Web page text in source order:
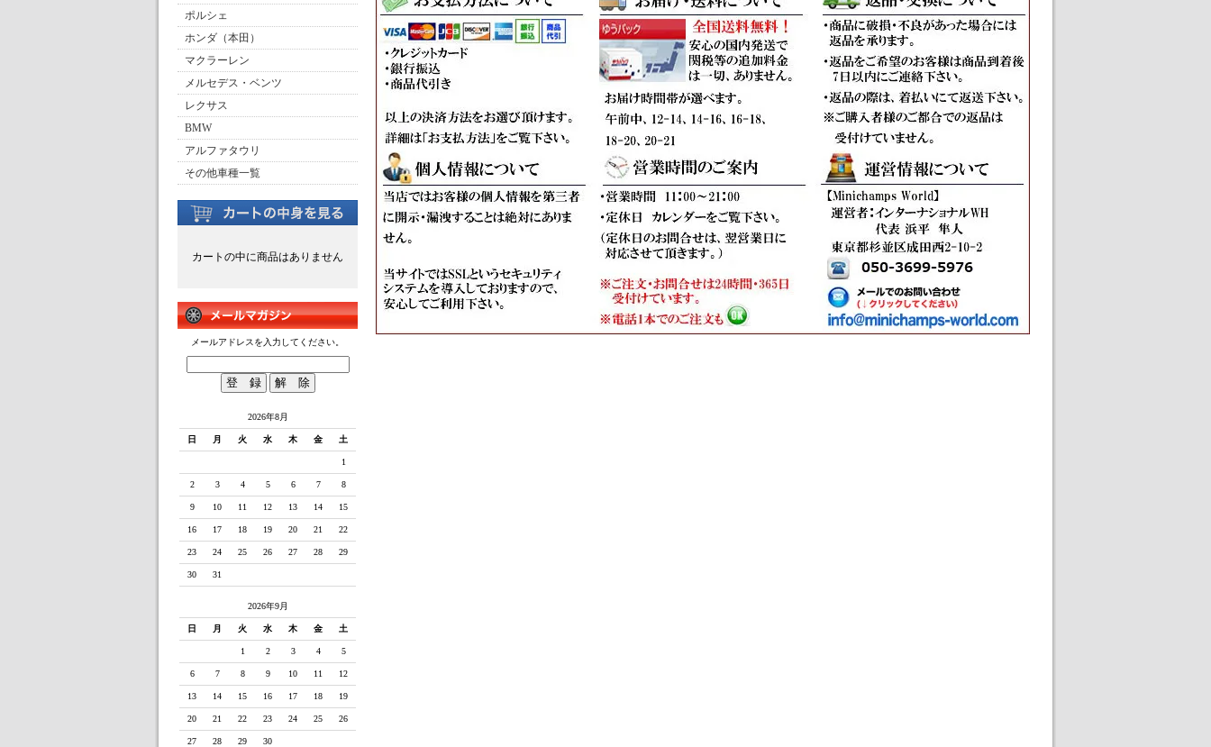
ポルシェ
ホンダ（本田）
マクラーレン
メルセデス・ベンツ
レクサス
BMW
アルファタウリ
その他車種一覧
カートの中に商品はありません
メールアドレスを入力してください。
2026年8月
日 月 火 水 木 金 土
1
2 3 4 5 6 7 8
9 10 11 12 13 14 15
16 17 18 19 20 21 22
23 24 25 26 27 28 29
30 31
2026年9月
日 月 火 水 木 金 土
1 2 3 4 5
6 7 8 9 10 11 12
13 14 15 16 17 18 19
20 21 22 23 24 25 26
27 28 29 30